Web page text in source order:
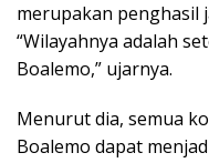
merupakan penghasil
“Wilayahnya adalah
Boalemo,” ujarnya.
Menurut dia, semua
Boalemo dapat